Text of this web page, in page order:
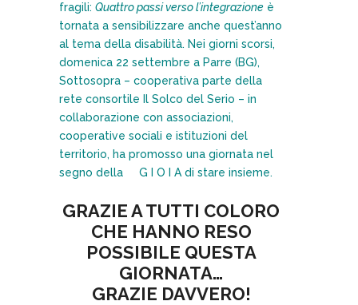
fragili: Quattro passi verso l’integrazione è
tornata a sensibilizzare anche quest’anno
al tema della disabilità. Nei giorni scorsi,
domenica 22 settembre a Parre (BG),
Sottosopra – cooperativa parte della
rete consortile Il Solco del Serio – in
collaborazione con associazioni,
cooperative sociali e istituzioni del
territorio, ha promosso una giornata nel
segno della G I O I A di stare insieme.
GRAZIE A TUTTI COLORO
CHE HANNO RESO
POSSIBILE QUESTA
GIORNATA…
GRAZIE DAVVERO!